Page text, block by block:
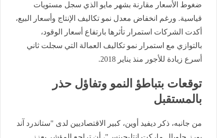
ضغوط الأسعار مقارنة بشهر مايو الذي سجل مستويات
قياسية. ورغم انخفاض معدل نمو تكاليف الإنتاج وأسعار البيع،
أكدت الشركات استمرار تأثرها بارتفاع أسعار الوقود،
بالتوازي مع استمرار نمو تكاليف العمالة التي سجلت ثاني
أسرع زيادة للأجور منذ يناير 2018.
توقعات بتباطؤ النمو وتفاؤل حذر
بالمستقبل
من جانبه، ذكر ديفيد أوين، كبير الاقتصاديين لدى "ستاندرد آند